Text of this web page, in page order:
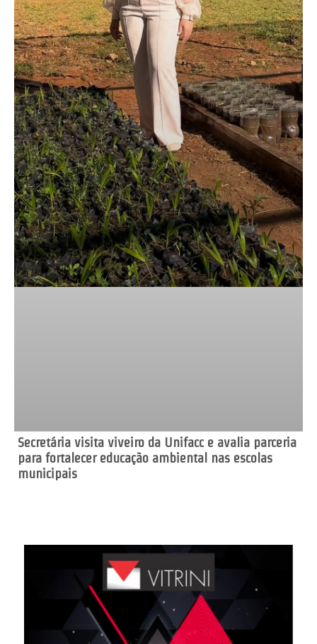
Secretária visita viveiro da Unifacc e avalia parceria
para fortalecer educação ambiental nas escolas
municipais